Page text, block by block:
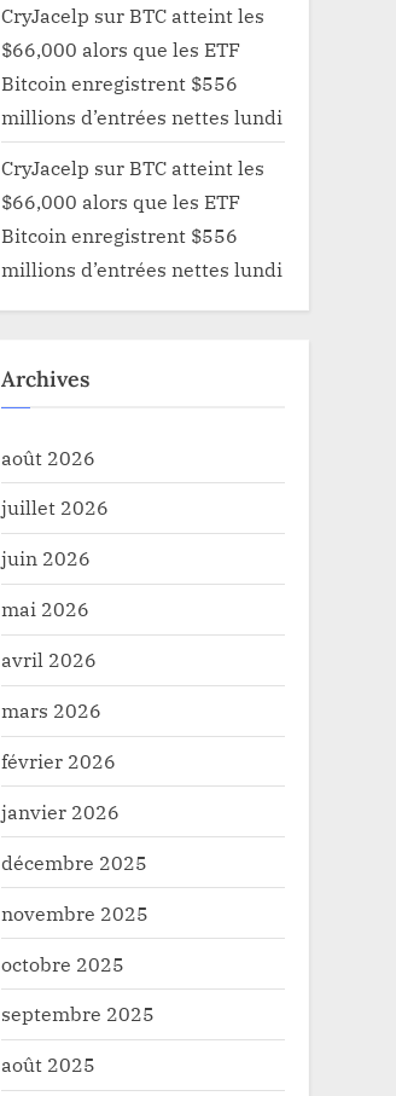
CryJacelp surBTC atteint les
$66,000 alors que les ETF
Bitcoin enregistrent $556
millions d’entrées nettes lundi
CryJacelp surBTC atteint les
$66,000 alors que les ETF
Bitcoin enregistrent $556
millions d’entrées nettes lundi
Archives
août 2026
juillet 2026
juin 2026
mai 2026
avril 2026
mars 2026
février 2026
janvier 2026
décembre 2025
novembre 2025
octobre 2025
septembre 2025
août 2025